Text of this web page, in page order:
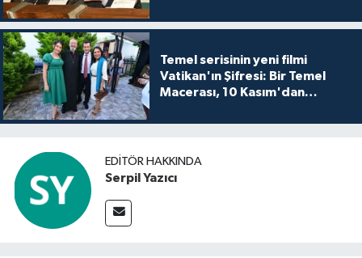
Temel serisinin yeni filmi
Vatikan'ın Şifresi: Bir Temel
Macerası, 10 Kasım'dan
buluşuyo
EDITÖR HAKKINDA
Serpil Yazıcı